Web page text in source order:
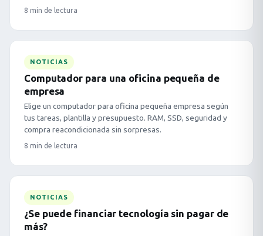
8 min de lectura
NOTICIAS
Computador para una oficina pequeña de
empresa
Elige un computador para oficina pequeña empresa según
tus tareas, plantilla y presupuesto. RAM, SSD, seguridad y
compra reacondicionada sin sorpresas.
8 min de lectura
NOTICIAS
¿Se puede financiar tecnología sin pagar de
más?